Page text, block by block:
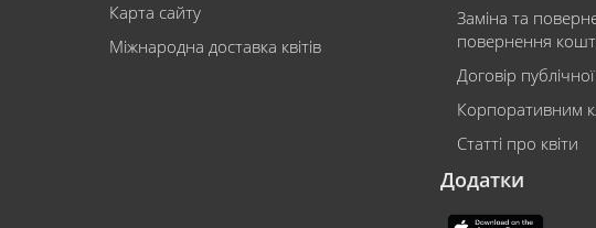
Карта сайту
Міжнародна доставка квітів
Заміна та
повернення
Договір
Корпоративним
Статті про квіти
Додатки